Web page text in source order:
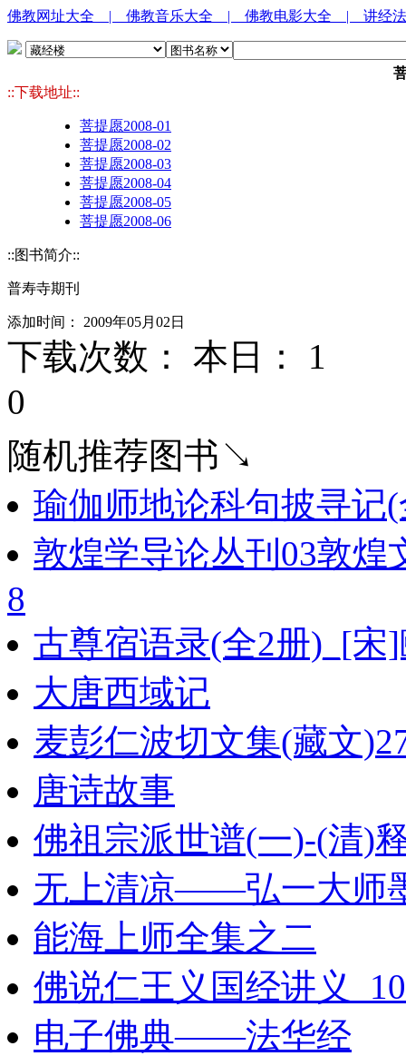
佛教网址大全 | 佛教音乐大全 | 佛教电影大全 | 讲经
::下载地址::
菩提愿2008-01
菩提愿2008-02
菩提愿2008-03
菩提愿2008-04
菩提愿2008-05
菩提愿2008-06
::图书简介::
普寿寺期刊
添加时间： 2009年05月02日
下载次数： 本日： 1
0
随机推荐图书↘
瑜伽师地论科句披寻记
敦煌学导论丛刊03敦煌
8
古尊宿语录(全2册)_[宋
大唐西域记
麦彭仁波切文集(藏文
唐诗故事
佛祖宗派世谱(一)-(清)
无上清凉——弘一大师
能海上师全集之二
佛说仁王义国经讲义
电子佛典——法华经